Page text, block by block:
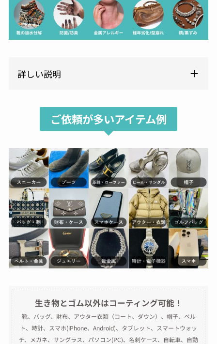
詳しい説明
ご依頼が多いアイテム例
生き物とゴム以外はコーティング可能！
靴、バッグ、財布、アウター衣類（コート、ダウン）、帽子、ベル
ト、時計、スマホ(iPhone、Android)、タブレット、スマートウォッ
チ、メガネ、サングラス、パソコン(PC)、名刺ケース、自転車、自動